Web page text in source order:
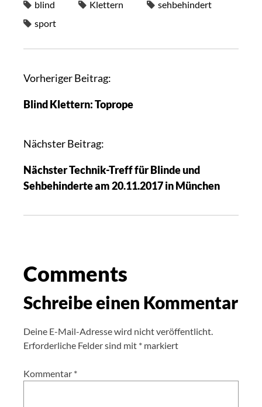
blind Klettern
sehbehindert
sport
Vorheriger Beitrag:
Blind Klettern: Toprope
Nächster Beitrag:
Nächster Technik-Treff für Blinde und
Sehbehinderte am 20.11.2017 in München
Comments
Schreibe einen Kommentar
Deine E-Mail-Adresse wird nicht veröffentlicht.
Erforderliche Felder sind mit * markiert
Kommentar *